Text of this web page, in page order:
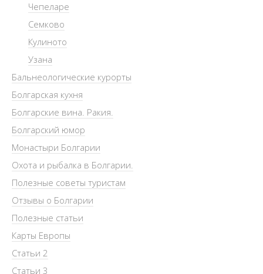
Чепеларе
Семково
Кулиното
Узана
Бальнеологические курорты
Болгарская кухня
Болгарские вина. Ракия.
Болгарский юмор
Монастыри Болгарии
Охота и рыбалка в Болгарии.
Полезные советы туристам
Отзывы о Болгарии
Полезные статьи
Карты Европы
Статьи 2
Статьи 3